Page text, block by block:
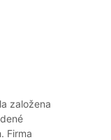
založena
Firma